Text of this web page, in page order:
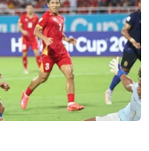
và Mỹ cho biết đã
giới Triều Tiên,
trích nhà lãnh đạo
đạn đạo.